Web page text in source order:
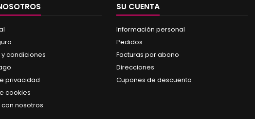
condiciones
privacidad
cookies
nosotros
SU CUENTA
Información personal
Pedidos
Facturas por abono
Direcciones
Cupones de descuento